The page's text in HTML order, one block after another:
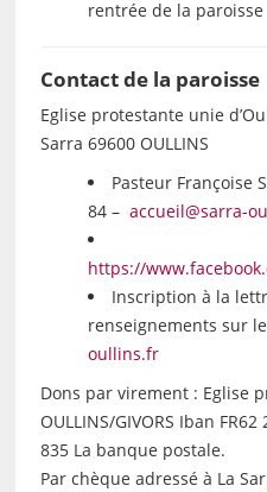
rentrée de la paroisse
Contact de la paroisse
Eglise protestante unie
Sarra 69600 OULLINS
Pasteur Françoise
84 – accueil@sarra-
https://
Inscription à la
renseignements sur
oullins.fr
Dons par virement : Eglise
OULLINS/GIVORS Iban
835 La banque postale.
Par chèque adressé à La